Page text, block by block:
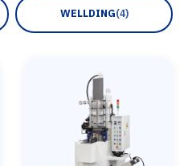
WELLDING(4)